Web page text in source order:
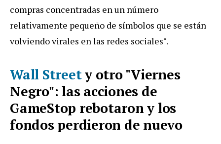
compras concentradas en un número
relativamente pequeño de símbolos que se están
volviendo virales en las redes sociales".
Wall Streety otro "Viernes
Negro": las acciones de
GameStop rebotaron y los
fondos perdieron de nuevo